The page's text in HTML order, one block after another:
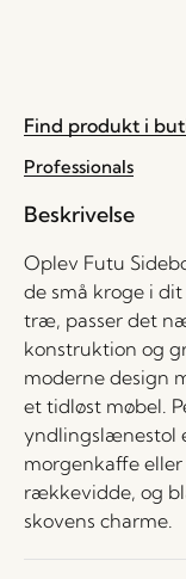
Find produkt i
Professionals
Beskrivelse
Oplev Futu
de små kroge i
træ, passer det
konstruktion og
moderne design
et tidløst møbel.
yndlingslænestol
morgenkaffe
rækkevidde, og
skovens charme.